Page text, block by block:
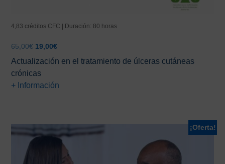
4,83 créditos CFC | Duración: 80 horas
65,00€ El
precio
original
era:
65,00€.
19,00€El
actual
19,00€.
Actualización en el tratamiento de úlceras cutáneas
crónicas
+ Información
¡Oferta!